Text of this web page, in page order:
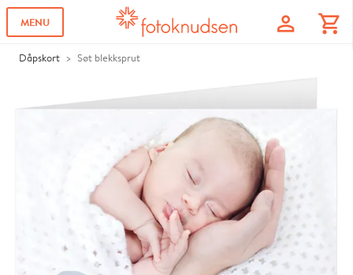
MENU profile shopping_cart
Dåpskort Søt blekksprut